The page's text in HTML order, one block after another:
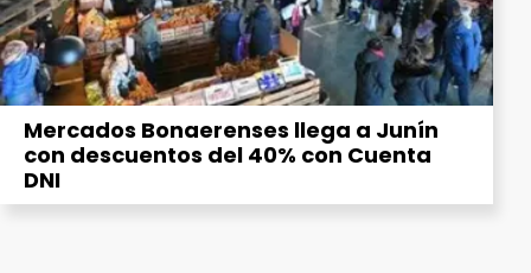
Mercados Bonaerenses llega a Junín
con descuentos del 40% con Cuenta
DNI